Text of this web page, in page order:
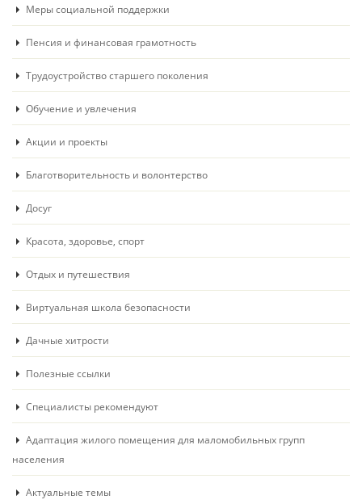
Меры социальной поддержки
Пенсия и финансовая грамотность
Трудоустройство старшего поколения
Обучение и увлечения
Акции и проекты
Благотворительность и волонтерство
Досуг
Красота, здоровье, спорт
Отдых и путешествия
Виртуальная школа безопасности
Дачные хитрости
Полезные ссылки
Специалисты рекомендуют
Адаптация жилого помещения для маломобильных групп
населения
Актуальные темы